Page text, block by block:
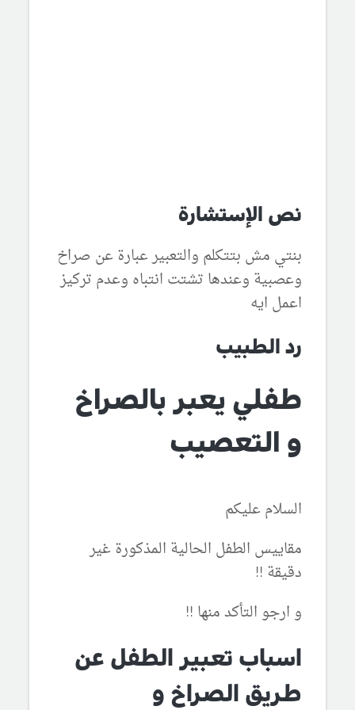
نص الإستشارة
بنتي مش بتتكلم والتعبير عبارة عن صراخ
وعصبية وعندها تشتت انتباه وعدم تركيز
اعمل ايه
رد الطبيب
طفلي يعبر بالصراخ
و التعصيب
السلام عليكم
مقاييس الطفل الحالية المذكورة غير
دقيقة !!
و ارجو التأكد منها !!
اسباب تعبير الطفل عن
طريق الصراخ و